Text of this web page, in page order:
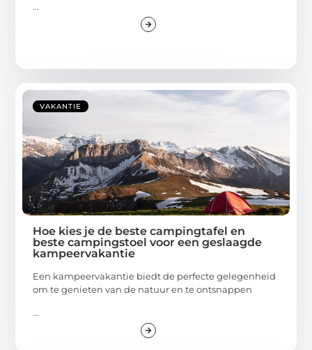
...
VAKANTIE
Hoe kies je de beste campingtafel en
beste campingstoel voor een geslaagde
kampeervakantie
Een kampeervakantie biedt de perfecte gelegenheid
om te genieten van de natuur en te ontsnappen
...